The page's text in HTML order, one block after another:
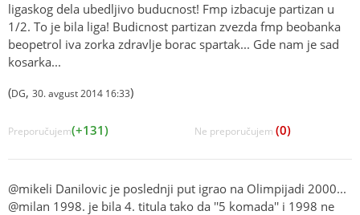
ligaskog dela ubedljivo buducnost! Fmp izbacuje partizan u
1/2. To je bila liga! Budicnost partizan zvezda fmp beobanka
beopetrol iva zorka zdravlje borac spartak... Gde nam je sad
kosarka...
(DG, 30. avgust 2014 16:33)
Preporučujem(+131) Ne preporučujem (0)
@mikeli Danilovic je poslednji put igrao na Olimpijadi 2000...
@milan 1998. je bila 4. titula tako da ''5 komada'' i 1998 ne